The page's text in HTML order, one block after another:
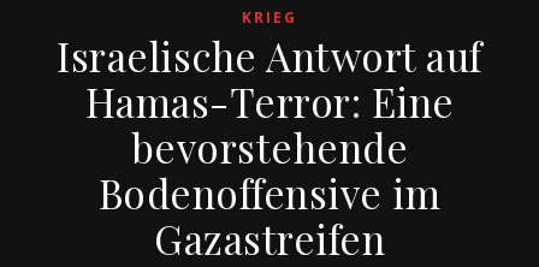
KRIEG
Israelische Antwort auf
Hamas-Terror: Eine
bevorstehende
Bodenoffensive im
Gazastreifen